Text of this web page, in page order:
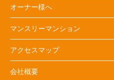
オーナー様へ
マンスリーマンション
アクセスマップ
会社概要